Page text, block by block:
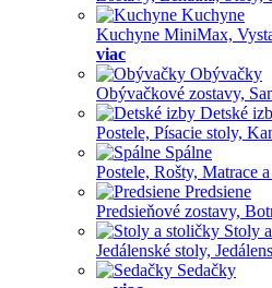
Kuchyne
Kuchyne MiniMax,
viac
Obývačky
Obývačkové zostavy,
Detské
Postele, Písacie stoly,
Spálne
Postele, Rošty, Matrace
Predsiene
Predsieňové zostavy,
Stoly
Jedálenské stoly,
Sedačky